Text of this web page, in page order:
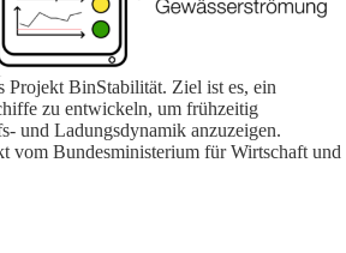
Projekt BinStabilität. Ziel ist es, ein
zu entwickeln, um frühzeitig
und Ladungsdynamik anzuzeigen.
vom Bundesministerium für Wirtschaft und